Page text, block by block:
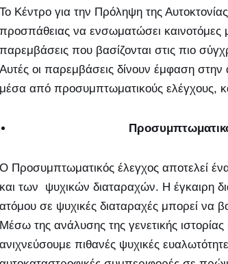
Το Κέντρο για την Πρόληψη της
προσπάθειας να ενσωματώσει καινοτόμες
παρεμβάσεις που βασίζονται στις πιο
Αυτές οι παρεμβάσεις δίνουν έμφαση
μέσα από προσυμπτωματικούς ελέγχους,
Ο Προσυμπτωματικός έλεγχος αποτελεί
και των ψυχικών διαταραχών. Η έγκαιρη
ατόμου σε ψυχικές διαταραχές μπορεί
Μέσω της ανάλυσης της γενετικής
ανιχνεύσουμε πιθανές ψυχικές